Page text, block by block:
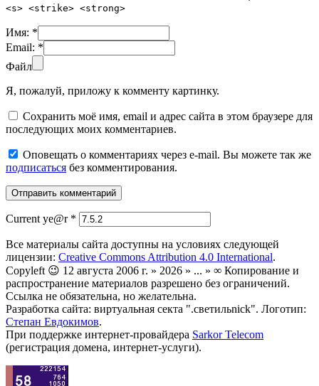
<s> <strike> <strong>
Имя: *
Email: *
Файл
Я, пожалуй, приложу к комменту картинку.
Сохранить моё имя, email и адрес сайта в этом браузере для
последующих моих комментариев.
Оповещать о комментариях через e-mail. Вы можете так же
подписаться без комментирования.
Current ye@r *
Все материалы сайта доступны на условиях следующей
лицензии: Creative Commons Attribution 4.0 International.
Copyleft 😉 12 августа 2006 г. » 2026 » ... » ∞ Копирование и
распространение материалов разрешено без ограничений.
Ссылка не обязательна, но желательна.
Разработка сайта: виртуальная секта ".светильnick". Логотип:
Степан Евдокимов.
При поддержке интернет-провайдера Sarkor Telecom
(регистрация домена, интернет-услуги).